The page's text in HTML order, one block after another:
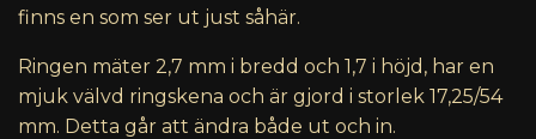
finns en som ser ut just såhär.
Ringen mäter 2,7 mm i bredd och 1,7 i höjd, har en
mjuk välvd ringskena och är gjord i storlek 17,25/54
mm. Detta går att ändra både ut och in.